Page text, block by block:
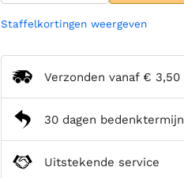
Staffelkortingen weergeven
Verzonden vanaf € 3,50
30 dagen bedenktermijn
Uitstekende service